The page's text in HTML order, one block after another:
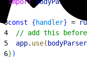
3const {handler} =
4
// add this
5
  app
. use( bodyParser
6})